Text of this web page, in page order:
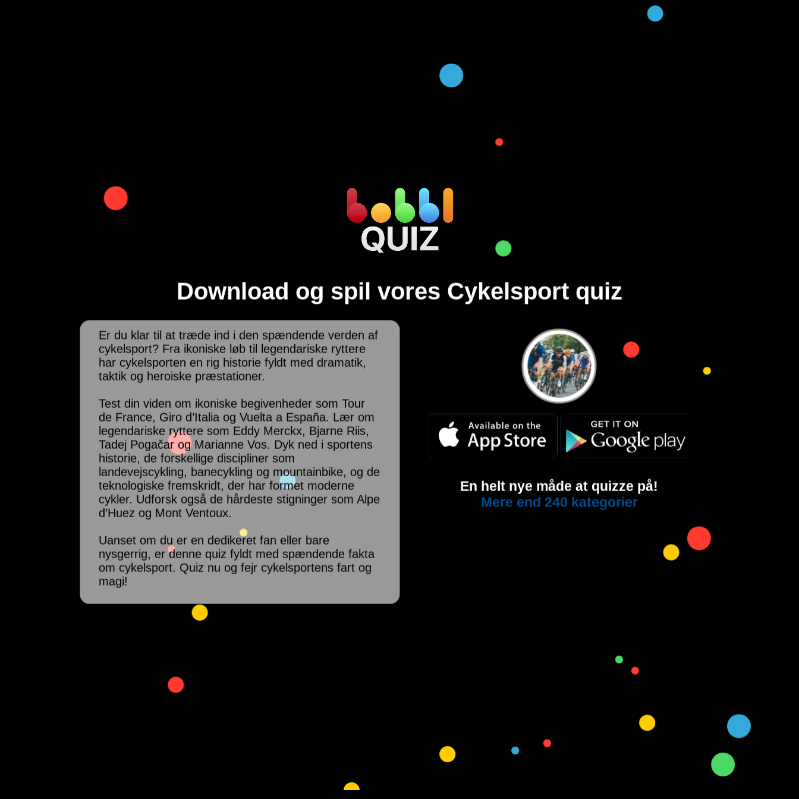
Download og spil vores Cykelsport quiz
Er du klar til at træde ind i den spændende verden af
cykelsport? Fra ikoniske løb til legendariske ryttere
har cykelsporten en rig historie fyldt med dramatik,
taktik og heroiske præstationer.
Test din viden om ikoniske begivenheder som Tour
de France, Giro d’Italia og Vuelta a España. Lær om
legendariske ryttere som Eddy Merckx, Bjarne Riis,
Tadej Pogačar og Marianne Vos. Dyk ned i sportens
historie, de forskellige discipliner som
landevejscykling, banecykling og mountainbike, og de
teknologiske fremskridt, der har formet moderne
cykler. Udforsk også de hårdeste stigninger som Alpe
d’Huez og Mont Ventoux.
Uanset om du er en dedikeret fan eller bare
nysgerrig, er denne quiz fyldt med spændende fakta
om cykelsport. Quiz nu og fejr cykelsportens fart og
magi!
En helt nye måde at quizze på!
Mere end 240 kategorier